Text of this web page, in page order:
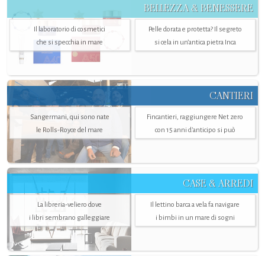
BELLEZZA & BENESSERE
Il laboratorio di cosmetici
che si specchia in mare
Pelle dorata e protetta? Il segreto
si cela in un’antica pietra Inca
CANTIERI
Sangermani, qui sono nate
le Rolls-Royce del mare
Fincantieri, raggiungere Net zero
con 15 anni d'anticipo si può
CASE & ARREDI
La libreria-veliero dove
i libri sembrano galleggiare
Il lettino barca a vela fa navigare
i bimbi in un mare di sogni